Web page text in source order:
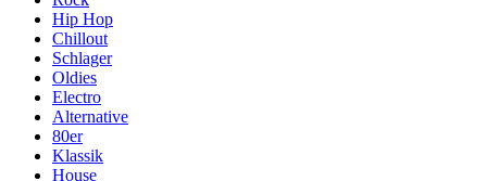
Hip Hop
Chillout
Schlager
Oldies
Electro
Alternative
80er
Klassik
House